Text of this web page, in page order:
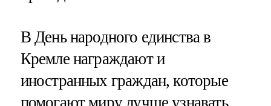
В День народного единства в
Кремле награждают и
иностранных граждан, которые
помогают миру лучше узнавать